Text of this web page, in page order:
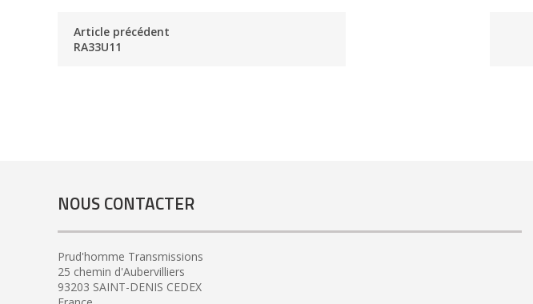
Article précédent
RA33U11
NOUS CONTACTER
Prud'homme Transmissions
25 chemin d'Aubervilliers
93203 SAINT-DENIS CEDEX